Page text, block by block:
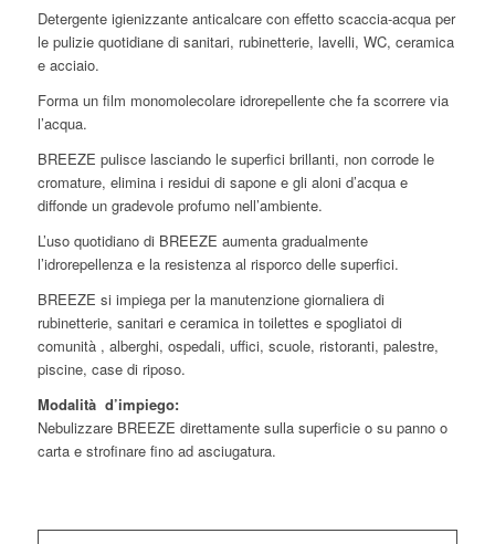
Detergente igienizzante anticalcare con effetto scaccia-acqua per
le pulizie quotidiane di sanitari, rubinetterie, lavelli, WC, ceramica
e acciaio.
Forma un film monomolecolare idrorepellente che fa scorrere via
l’acqua.
BREEZE pulisce lasciando le superfici brillanti, non corrode le
cromature, elimina i residui di sapone e gli aloni d’acqua e
diffonde un gradevole profumo nell’ambiente.
L’uso quotidiano di BREEZE aumenta gradualmente
l’idrorepellenza e la resistenza al risporco delle superfici.
BREEZE si impiega per la manutenzione giornaliera di
rubinetterie, sanitari e ceramica in toilettes e spogliatoi di
comunità , alberghi, ospedali, uffici, scuole, ristoranti, palestre,
piscine, case di riposo.
Modalità d’impiego:
Nebulizzare BREEZE direttamente sulla superficie o su panno o
carta e strofinare fino ad asciugatura.